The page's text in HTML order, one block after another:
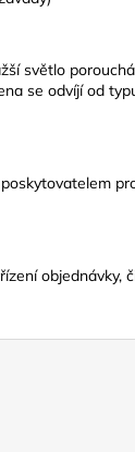
světlo
se odvíjí od
objednávky,